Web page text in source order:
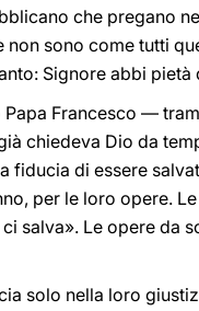
che pregano
sono come tutti
Signore abbi
Francesco —
chiedeva Dio da
di essere
per le loro opere.
salva». Le opere da
solo nella loro